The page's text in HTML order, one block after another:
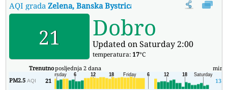
AQI gradaZelena, Banska Bystrica Zelena, Banska Bystrica
21 Dobro
Updated on Saturday 2:00
temperatura: 17°C
Trenutnoposljednja 2 dana min
PM2.5AQI 21 13